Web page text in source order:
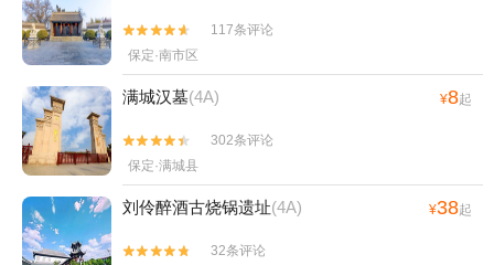


117条评论
保定·南市区
满城汉墓(4A) ¥8起


302条评论
保定·满城县
刘伶醉酒古烧锅遗址(4A) ¥38起


32条评论